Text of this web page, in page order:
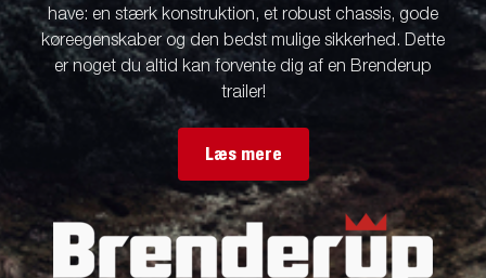
have: en stærk konstruktion, et robust chassis, gode
køreegenskaber og den bedst mulige sikkerhed. Dette
er noget du altid kan forvente dig af en Brenderup
trailer!
Læs mere